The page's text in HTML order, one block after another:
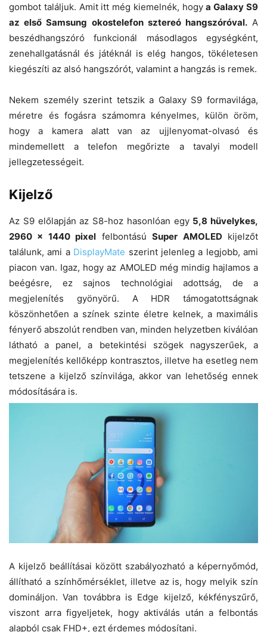
gombot találjuk. Amit itt még kiemelnék, hogya Galaxy S9
az első Samsung okostelefon sztereó hangszóróval.A
beszédhangszóró funkcionál másodlagos egységként,
zenehallgatásnál és játéknál is elég hangos, tökéletesen
kiegészíti az alsó hangszórót, valamint a hangzás is remek.
Nekem személy szerint tetszik a Galaxy S9 formavilága,
méretre és fogásra számomra kényelmes, külön öröm,
hogy a kamera alatt van az ujjlenyomat-olvasó és
mindemellett a telefon megőrizte a tavalyi modell
jellegzetességeit.
Kijelző
Az S9 előlapján az S8-hoz hasonlóan egy 5,8 hüvelykes,
2960 x 1440 pixel felbontásúSuper AMOLED kijelzőt
találunk, ami a DisplayMate szerint jelenleg a legjobb, ami
piacon van. Igaz, hogy az AMOLED még mindig hajlamos a
beégésre, ez sajnos technológiai adottság, de a
megjelenítés gyönyörű. A HDR támogatottságnak
köszönhetően a színek szinte életre kelnek, a maximális
fényerő abszolút rendben van, minden helyzetben kiválóan
látható a panel, a betekintési szögek nagyszerűek, a
megjelenítés kellőképp kontrasztos, illetve ha esetleg nem
tetszene a kijelző színvilága, akkor van lehetőség ennek
módosítására is.
A kijelző beállításai között szabályozható a képernyőmód,
állítható a színhőmérséklet, illetve az is, hogy melyik szín
domináljon. Van továbbra is Edge kijelző, kékfényszűrő,
viszont arra figyeljetek, hogy aktiválás után a felbontás
alapból csak FHD+, ezt érdemes módosítani.